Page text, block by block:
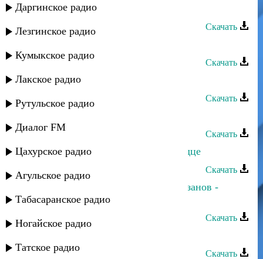
Даргинское радио
Лезгинское радио
Кумыкское радио
Лакское радио
Рутульское радио
Диалог FM
Цахурское радио
Агульское радио
Табасаранское радио
Ногайское радио
Татское радио
Расул Рамазанов - Моя соседка
Скачать
Скачать
Магомедтамир Синдиков - Надыр
Скачать
Скачать
Руслан Рамазанов - Ты в моем сердце
Скачать
Зумруд Мусиева и Джанибек Рамазанов -
Жаркая ночь
Скачать
Скачать